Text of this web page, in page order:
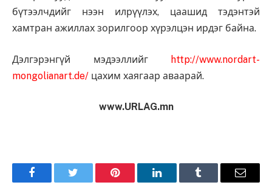
бүтээлчдийг нээн илрүүлэх, цаашид тэдэнтэй
хамтран ажиллах зорилгоор хүрэлцэн ирдэг байна.
Дэлгэрэнгүй мэдээллийг
http://www.nordart-
mongolianart.de/ цахим хаягаар аваарай.
www.URLAG.mn
FacebookTwitter Pinterest LinkedInTumblr Имэйл